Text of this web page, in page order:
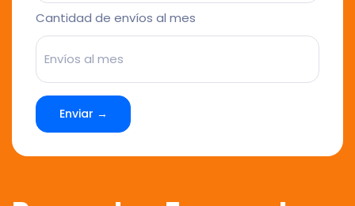
Cantidad de envíos al mes
Enviar →